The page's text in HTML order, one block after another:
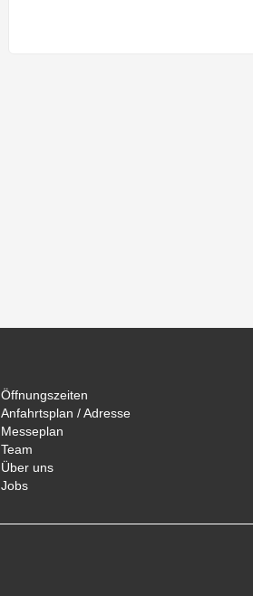
Öffnungszeiten
Anfahrtsplan / Adresse
Messeplan
Team
Über uns
Jobs